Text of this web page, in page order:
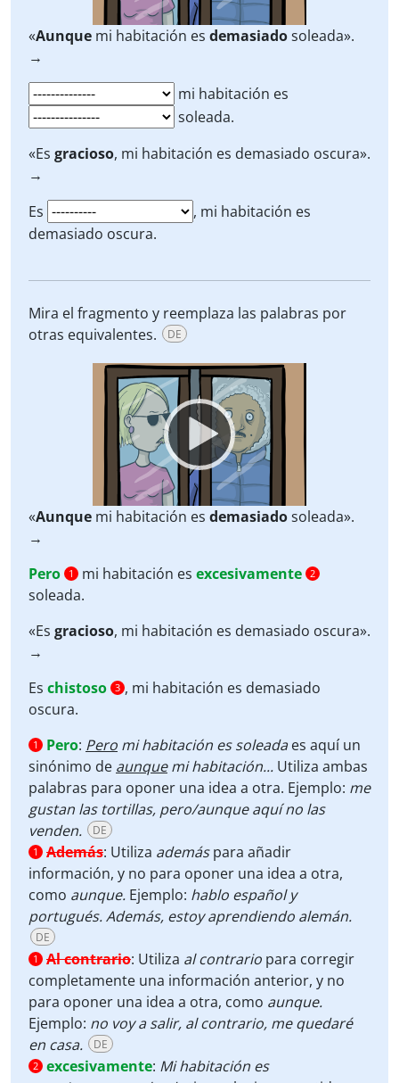
«Aunque mi habitación es demasiadosoleada».
→
mi habitación es
soleada.
«Es gracioso, mi habitación es demasiado oscura».
→
Es
, mi habitación es
demasiado oscura.
Mira el fragmento y reemplaza las palabras por
otras equivalentes.
DE
Video
Player
«Aunque mi habitación es demasiadosoleada».
→
Pero
1 mi habitación es excesivamente 2
soleada.
«Es gracioso, mi habitación es demasiado oscura».
→
Es chistoso 3 , mi habitación es demasiado
oscura.
1 Pero: Pero mi habitación es soleadaes aquí un
sinónimo de aunquemi habitación... Utiliza ambas
palabras para oponer una idea a otra. Ejemplo: me
gustan las tortillas, pero/aunque aquí no las
venden.
DE
1 Además: Utiliza ademáspara añadir
información, y no para oponer una idea a otra,
como aunque. Ejemplo: hablo español y
portugués. Además, estoy aprendiendo alemán.
DE
1 Al contrario: Utiliza al contrario para corregir
completamente una información anterior, y no
para oponer una idea a otra, como aunque.
Ejemplo: no voy a salir, al contrario, me quedaré
en casa.
DE
2 excesivamente: Mi habitación es